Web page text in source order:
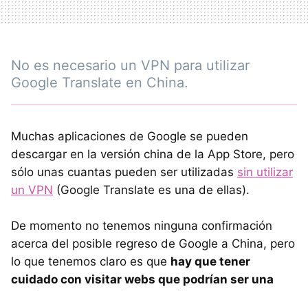
No es necesario un VPN para utilizar
Google Translate en China.
Muchas aplicaciones de Google se pueden
descargar en la versión china de la App Store, pero
sólo unas cuantas pueden ser utilizadas sin utilizar
un VPN (Google Translate es una de ellas).
De momento no tenemos ninguna confirmación
acerca del posible regreso de Google a China, pero
lo que tenemos claro es que hay que tener
cuidado con visitar webs que podrían ser una